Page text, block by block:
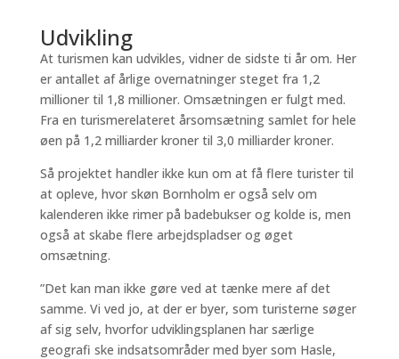
Udvikling
At turismen kan udvikles, vidner de sidste ti år om. Her
er antallet af årlige overnatninger steget fra 1,2
millioner til 1,8 millioner. Omsætningen er fulgt med.
Fra en turismerelateret årsomsætning samlet for hele
øen på 1,2 milliarder kroner til 3,0 milliarder kroner.
Så projektet handler ikke kun om at få flere turister til
at opleve, hvor skøn Bornholm er også selv om
kalenderen ikke rimer på badebukser og kolde is, men
også at skabe flere arbejdspladser og øget
omsætning.
”Det kan man ikke gøre ved at tænke mere af det
samme. Vi ved jo, at der er byer, som turisterne søger
af sig selv, hvorfor udviklingsplanen har særlige
geografi ske indsatsområder med byer som Hasle,